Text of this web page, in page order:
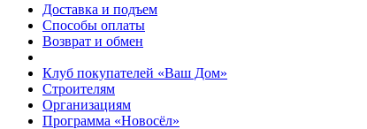
Доставка и подъем
Способы оплаты
Возврат и обмен
Клуб покупателей «Ваш Дом»
Строителям
Организациям
Программа «Новосёл»